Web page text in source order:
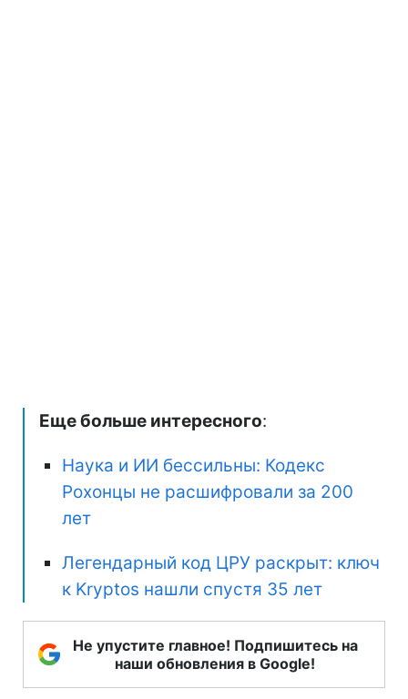
Еще больше интересного:
Наука и ИИ бессильны: Кодекс
Рохонцы не расшифровали за 200
лет
Легендарный код ЦРУ раскрыт: ключ
к Kryptos нашли спустя 35 лет
Не упустите главное! Подпишитесь на
наши обновления в Google!